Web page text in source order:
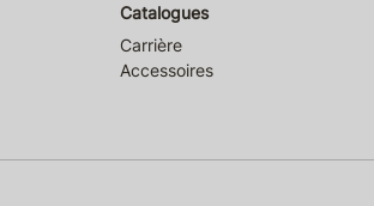
Catalogues
Carrière
Accessoires